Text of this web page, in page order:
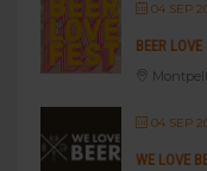
04 SEP
BEER LOVE
04 SEP
WE LOVE